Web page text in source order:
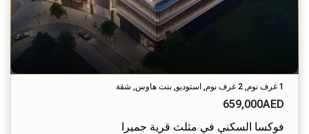
1 غرف نوم, 2 غرف نوم, استوديو, بنت هاوس, شقة
659,000AED
فوكسا السكني في مثلث قرية جميرا